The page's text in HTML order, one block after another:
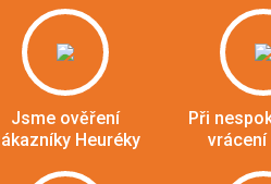
Jsme ověření
Heuréky
Při
vrácení